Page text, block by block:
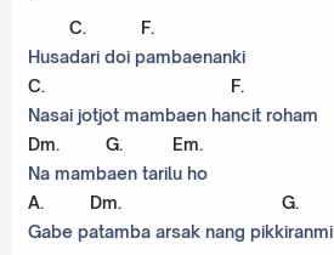
C. F.
Husadari doi pambaenanki
C. F.
Nasai jotjot mambaen hancit roham
Dm. G. Em.
Na mambaen tarilu ho
A. Dm. G.
Gabe patamba arsak nang pikkiranmi